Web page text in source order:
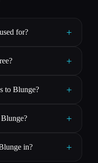
for? +
+
to Blunge? +
+
in? +